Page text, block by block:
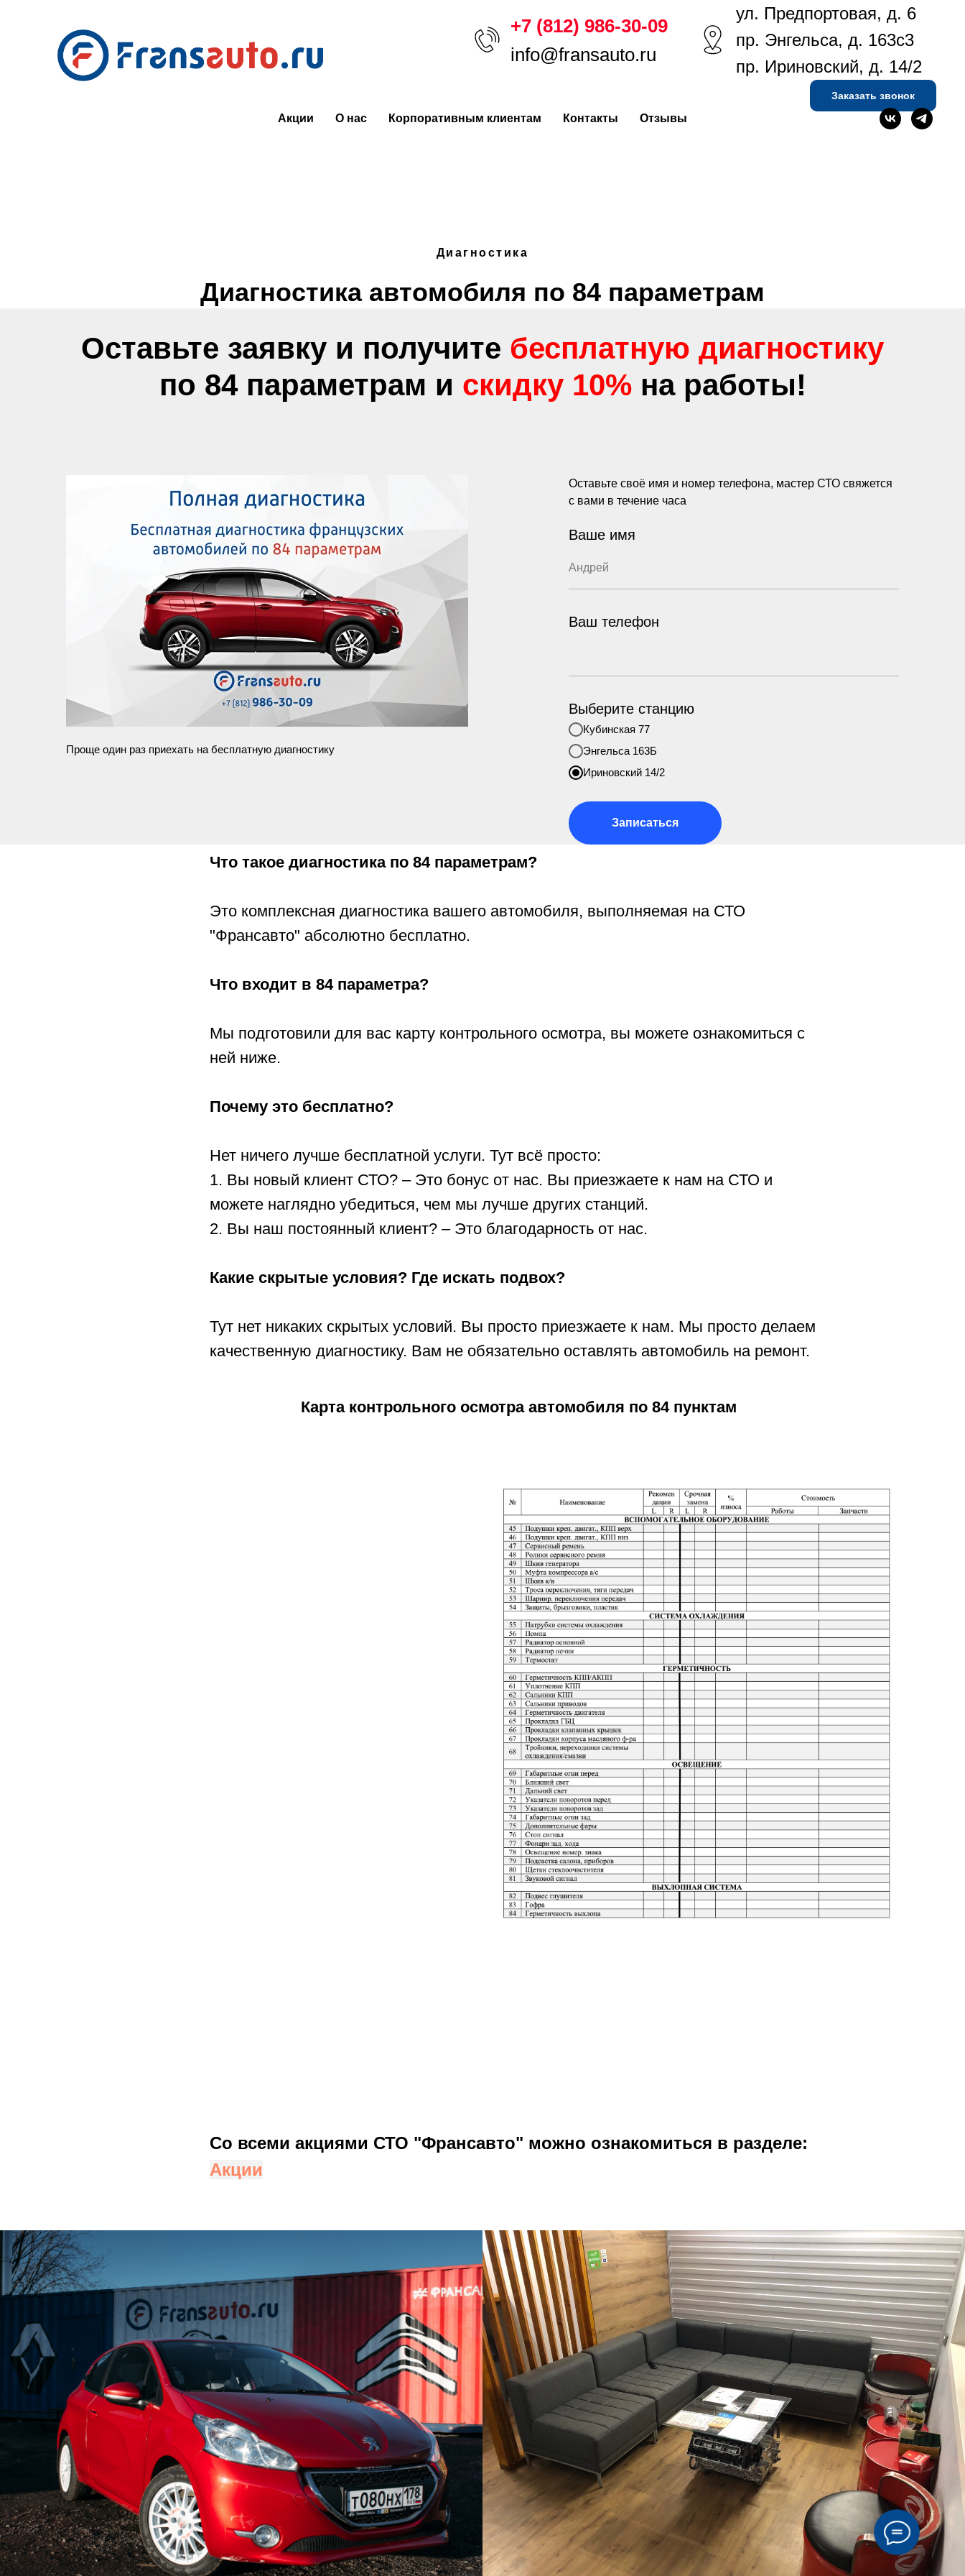
+7 (812) 986-30-09
info@fransauto.ru
ул. Предпортовая, д. 6
пр. Энгельса, д. 163с3
пр. Ириновский, д. 14/2
Заказать звонок
Акции О нас Корпоративным клиентам Контакты Отзывы
Нужна консультация по ремонту вашего автомобиля? Звоните нам прямо сейчас: +7 (812) 986-30-09 Заказать звонок
Диагностика
Диагностика автомобиля по 84 параметрам
Оставьте заявку и получите бесплатную диагностику
по 84 параметрам и скидку 10%на работы!
Проще один раз приехать на бесплатную диагностику
Оставьте своё имя и номер телефона, мастер СТО свяжется
с вами в течение часа
Ваше имя
Ваш телефон
Выберите станцию
Кубинская 77
Энгельса 163Б
Ириновский 14/2
Записаться
Что такое диагностика по 84 параметрам?
Это комплексная диагностика вашего автомобиля, выполняемая на СТО
"Франсавто" абсолютно бесплатно.
Что входит в 84 параметра?
Мы подготовили для вас карту контрольного осмотра, вы можете ознакомиться с
ней ниже.
Почему это бесплатно?
Нет ничего лучше бесплатной услуги. Тут всё просто:
1. Вы новый клиент СТО? – Это бонус от нас. Вы приезжаете к нам на СТО и
можете наглядно убедиться, чем мы лучше других станций.
2. Вы наш постоянный клиент? – Это благодарность от нас.
Какие скрытые условия? Где искать подвох?
Тут нет никаких скрытых условий. Вы просто приезжаете к нам. Мы просто делаем
качественную диагностику. Вам не обязательно оставлять автомобиль на ремонт.
Карта контрольного осмотра автомобиля по 84 пунктам
Со всеми акциями СТО "Франсавто" можно ознакомиться в разделе:
Акции